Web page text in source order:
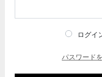
ログイ
パスワード